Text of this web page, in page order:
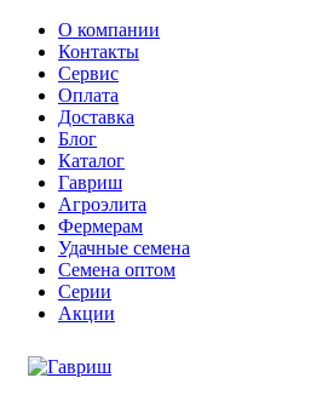
О компании
Контакты
Сервис
Оплата
Доставка
Блог
Каталог
Гавриш
Агроэлита
Фермерам
Удачные семена
Семена оптом
Серии
Акции